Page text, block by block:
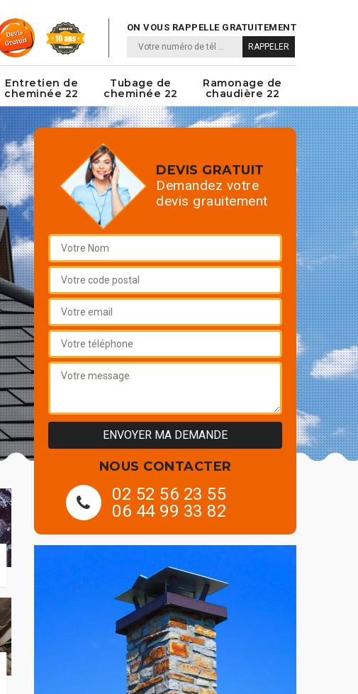
ON VOUS RAPPELLE GRATUITEMENT
Entretien de
cheminée 22
Tubage de
cheminée 22
Ramonage de
chaudière 22
DEVIS GRATUIT
Demandez votre
devis grauitement
NOUS CONTACTER
02 52 56 23 55
06 44 99 33 82